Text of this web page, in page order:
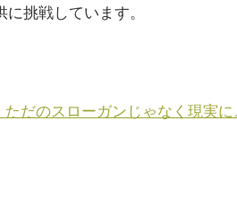
挑戦しています。
ただのスローガンじゃなく現実